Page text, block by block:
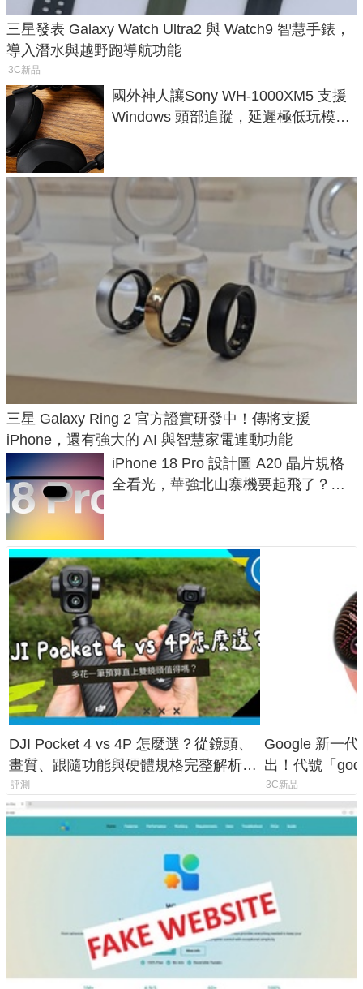
三星發表 Galaxy Watch Ultra2 與 Watch9 智慧手錶，
導入潛水與越野跑導航功能
3C新品
國外神人讓Sony WH-1000XM5 支援
Windows 頭部追蹤，延遲極低玩模擬
三星 Galaxy Ring 2 官方證實研發中！傳將支援
iPhone，還有強大的 AI 與智慧家電連動功能
iPhone 18 Pro 設計圖 A20 晶片規格
全看光，華強北山寨機要起飛了？專
DJI Pocket 4 vs 4P 怎麼選？從鏡頭、
畫質、跟隨功能與硬體規格完整解析，
一次看懂兩台差異
評測
Google 新一
出！代號「
鎖定 AI 應用
3C新品